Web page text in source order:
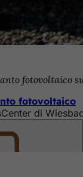
fotovoltaico
fotovoltaico
di